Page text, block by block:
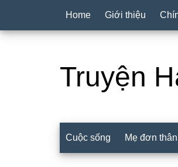
Home Giới thiệu
Truyện
Cuộc sống Mẹ đơn thân